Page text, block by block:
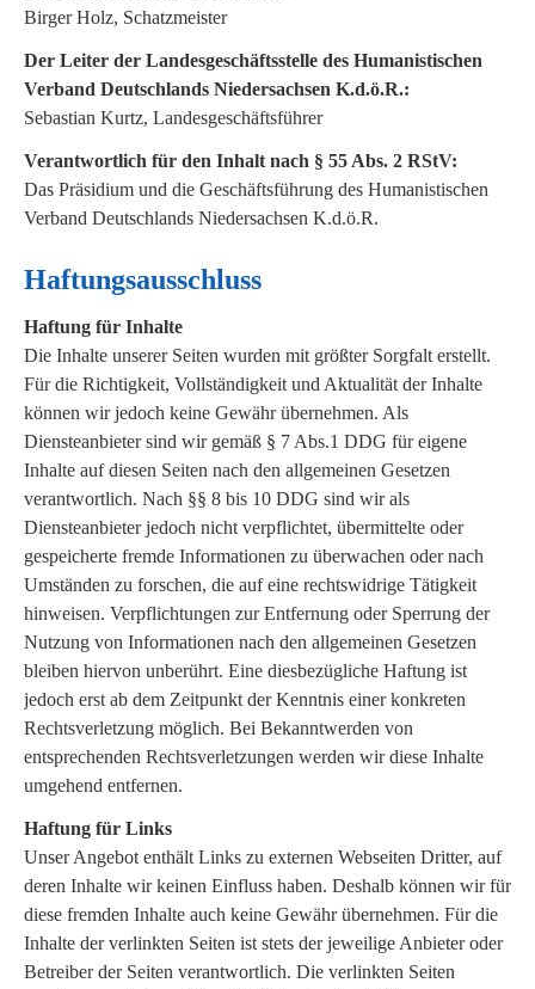
Birger Holz, Schatzmeister
Der Leiter der Landesgeschäftsstelle des Humanistischen
Verband Deutschlands Niedersachsen K.d.ö.R.:
Sebastian Kurtz, Landesgeschäftsführer
Verantwortlich für den Inhalt nach § 55 Abs. 2 RStV:
Das Präsidium und die Geschäftsführung des Humanistischen
Verband Deutschlands Niedersachsen K.d.ö.R.
Haftungsausschluss
Haftung für Inhalte
Die Inhalte unserer Seiten wurden mit größter Sorgfalt erstellt.
Für die Richtigkeit, Vollständigkeit und Aktualität der Inhalte
können wir jedoch keine Gewähr übernehmen. Als
Diensteanbieter sind wir gemäß § 7 Abs.1 DDG für eigene
Inhalte auf diesen Seiten nach den allgemeinen Gesetzen
verantwortlich. Nach §§ 8 bis 10 DDG sind wir als
Diensteanbieter jedoch nicht verpflichtet, übermittelte oder
gespeicherte fremde Informationen zu überwachen oder nach
Umständen zu forschen, die auf eine rechtswidrige Tätigkeit
hinweisen. Verpflichtungen zur Entfernung oder Sperrung der
Nutzung von Informationen nach den allgemeinen Gesetzen
bleiben hiervon unberührt. Eine diesbezügliche Haftung ist
jedoch erst ab dem Zeitpunkt der Kenntnis einer konkreten
Rechtsverletzung möglich. Bei Bekanntwerden von
entsprechenden Rechtsverletzungen werden wir diese Inhalte
umgehend entfernen.
Haftung für Links
Unser Angebot enthält Links zu externen Webseiten Dritter, auf
deren Inhalte wir keinen Einfluss haben. Deshalb können wir für
diese fremden Inhalte auch keine Gewähr übernehmen. Für die
Inhalte der verlinkten Seiten ist stets der jeweilige Anbieter oder
Betreiber der Seiten verantwortlich. Die verlinkten Seiten